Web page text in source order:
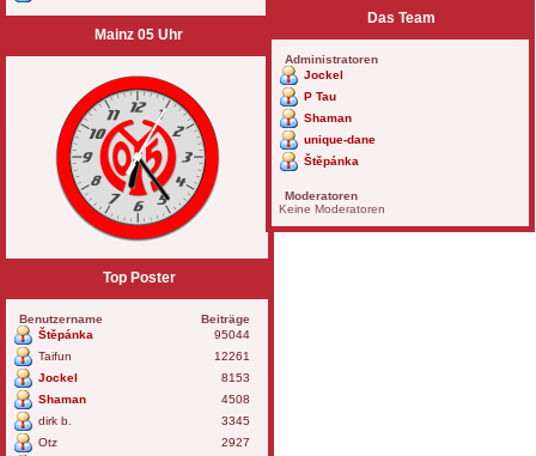
Mainz 05 Uhr
Top Poster
Benutzername
Beiträge
Štěpánka
95044
Taifun
12261
Jockel
8153
Shaman
4508
dirk b.
3345
Otz
2927
Das Team
Administratoren
Jockel
P Tau
Shaman
unique-dane
Štěpánka
Moderatoren
Keine Moderatoren